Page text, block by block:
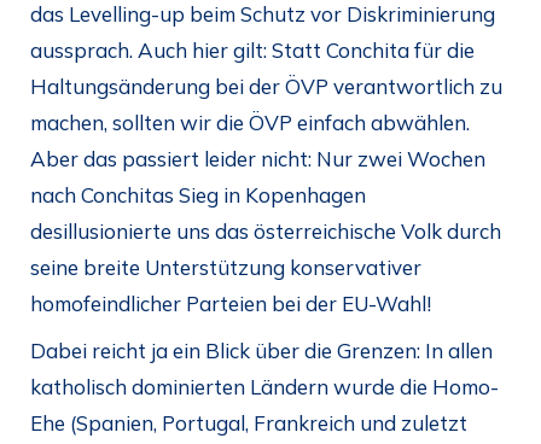
das Levelling-up beim Schutz vor Diskriminierung
aussprach. Auch hier gilt: Statt Conchita für die
Haltungsänderung bei der ÖVP verantwortlich zu
machen, sollten wir die ÖVP einfach abwählen.
Aber das passiert leider nicht: Nur zwei Wochen
nach Conchitas Sieg in Kopenhagen
desillusionierte uns das österreichische Volk durch
seine breite Unterstützung konservativer
homofeindlicher Parteien bei der EU-Wahl!
Dabei reicht ja ein Blick über die Grenzen: In allen
katholisch dominierten Ländern wurde die Homo-
Ehe (Spanien, Portugal, Frankreich und zuletzt